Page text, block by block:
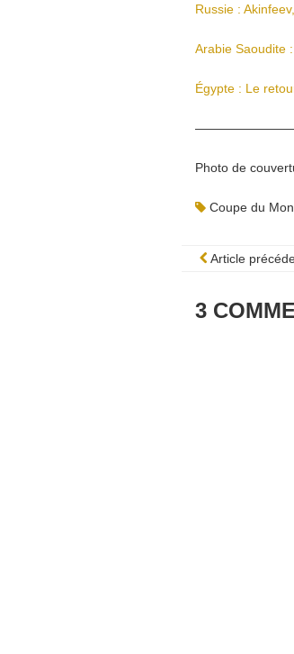
Russie :
Arabie Saoudite
Égypte : Le
Photo de
Coupe du
Article
3